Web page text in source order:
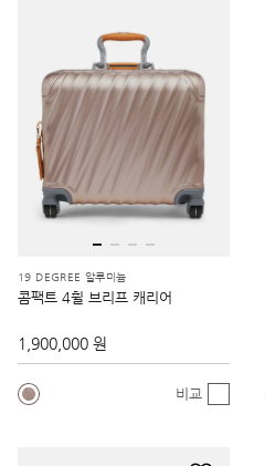
19 DEGREE 알루미늄
콤팩트 4휠 브리프 캐리어
1,900,000 원
비교